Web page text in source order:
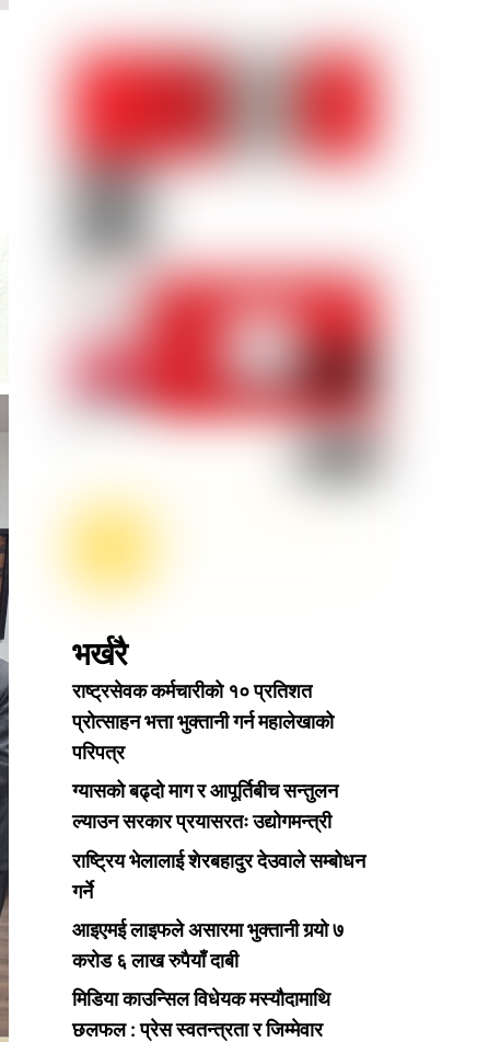
भर्खरै
राष्ट्रसेवक कर्मचारीको १० प्रतिशत
प्रोत्साहन भत्ता भुक्तानी गर्न महालेखाको
परिपत्र
ग्यासको बढ्दो माग र आपूर्तिबीच सन्तुलन
ल्याउन सरकार प्रयासरतः उद्योगमन्त्री
राष्ट्रिय भेलालाई शेरबहादुर देउवाले सम्बोधन
गर्ने
आइएमई लाइफले असारमा भुक्तानी गर्‍यो ७
करोड ६ लाख रुपैयाँ दाबी
मिडिया काउन्सिल विधेयक मस्यौदामाथि
छलफल : प्रेस स्वतन्त्रता र जिम्मेवार